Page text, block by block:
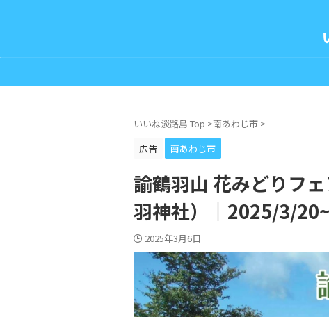
いいね淡路島 Top >南あわじ市 >
広告
南あわじ市
諭鶴羽山 花みどりフ
羽神社）｜2025/3/
2025年3月6日